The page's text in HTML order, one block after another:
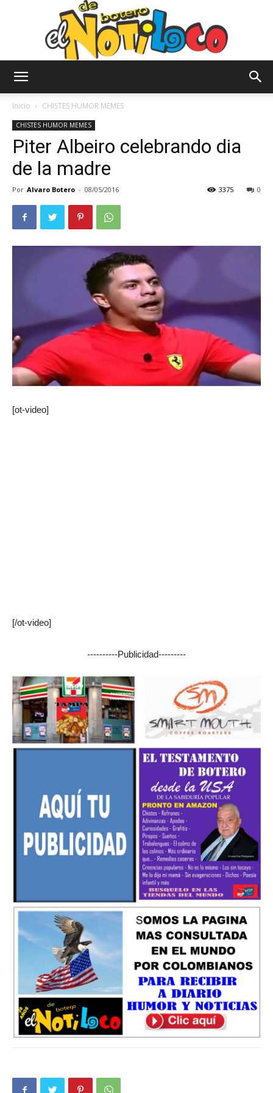
Notiloco
Inicio CHISTES HUMOR MEMES
CHISTES HUMOR MEMES
Piter Albeiro celebrando dia
de la madre
Por Alvaro Botero - 08/05/2016 0
3375
[ot-video]
[/ot-video]
----------Publicidad---------